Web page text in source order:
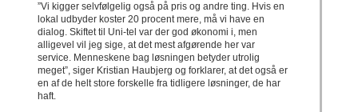
”Vi kigger selvfølgelig også på pris og andre ting. Hvis en
lokal udbyder koster 20 procent mere, må vi have en
dialog. Skiftet til Uni-tel var der god økonomi i, men
alligevel vil jeg sige, at det mest afgørende her var
service. Menneskene bag løsningen betyder utrolig
meget”, siger Kristian Haubjerg og forklarer, at det også er
en af de helt store forskelle fra tidligere løsninger, de har
haft.